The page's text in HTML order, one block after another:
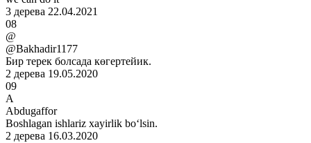
3 дерева 22.04.2021
08
@
@Bakhadir1177
Бир терек болсада көгертейик.
2 дерева 19.05.2020
09
A
Abdugaffor
Boshlagan ishlariz xayirlik boʻlsin.
2 дерева 16.03.2020